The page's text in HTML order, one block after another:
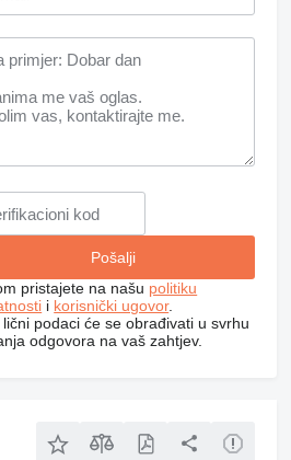
pristajete na našu politiku
i korisnički ugovor.
lični podaci će se obrađivati ​​u svrhu
odgovora na vaš zahtjev.